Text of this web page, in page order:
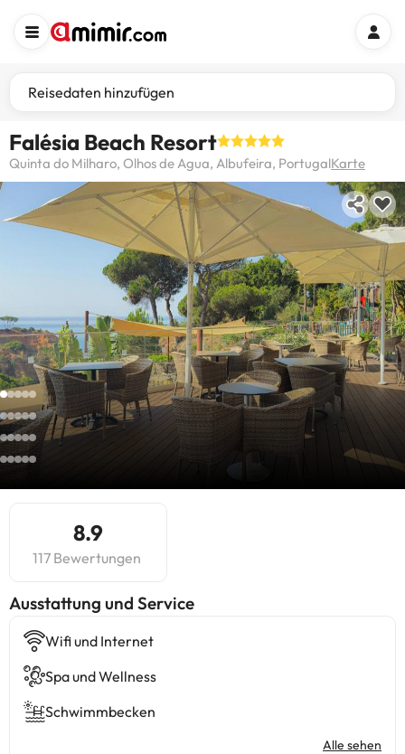
Reisedaten hinzufügen
Falésia Beach Resort
Quinta do Milharo, Olhos de Agua, Albufeira, PortugalKarte
8.9
117 Bewertungen
​Ausstattung und Service
Wifi und Internet
Spa und Wellness
Schwimmbecken
Alle sehen